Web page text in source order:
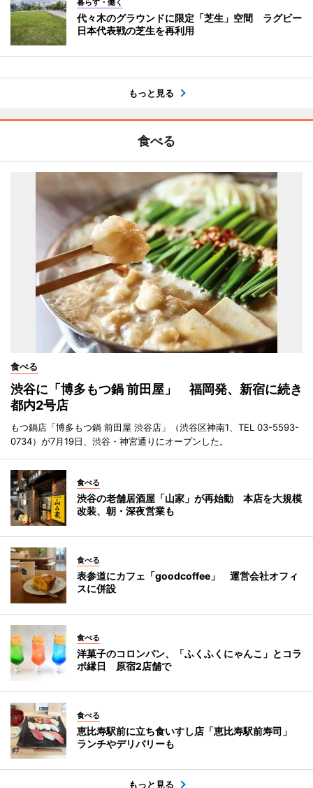
暮らす・働く
代々木のグラウンドに限定「芝生」空間 ラグビー
日本代表戦の芝生を再利用
もっと見る
食べる
食べる
渋谷に「博多もつ鍋 前田屋」 福岡発、新宿に続き
都内2号店
もつ鍋店「博多もつ鍋 前田屋 渋谷店」（渋谷区神南1、TEL 03-5593-
0734）が7月19日、渋谷・神宮通りにオープンした。
食べる
渋谷の老舗居酒屋「山家」が再始動 本店を大規模
改装、朝・深夜営業も
食べる
表参道にカフェ「goodcoffee」 運営会社オフィ
スに併設
食べる
洋菓子のコロンバン、「ふくふくにゃんこ」とコラ
ボ縁日 原宿2店舗で
食べる
恵比寿駅前に立ち食いすし店「恵比寿駅前寿司」
ランチやデリバリーも
もっと見る